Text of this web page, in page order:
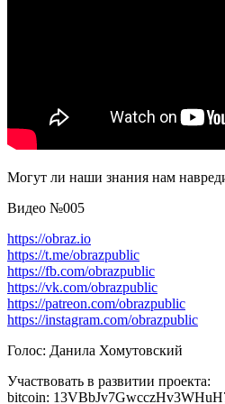
Могут ли наши знания нам
Видео №005
https://obraz.io
https://t.me/obrazpublic
https://fb.com/obrazpublic
https://vk.com/obrazpublic
https://patreon.com/obrazpublic
https://instagram.com/obrazpublic
Голос: Данила Хомутовский
Участвовать в развитии проекта:
bitcoin: